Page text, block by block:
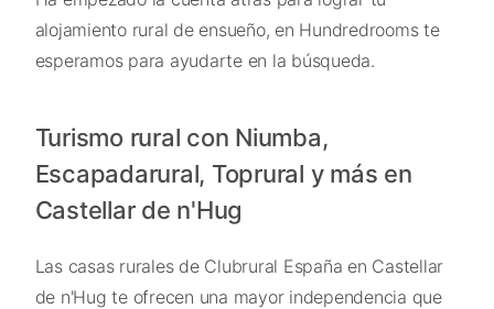
alojamiento rural de ensueño, en Hundredrooms te
esperamos para ayudarte en la búsqueda.
Turismo rural con Niumba,
Escapadarural, Toprural y más en
Castellar de n'Hug
Las casas rurales de Clubrural España en Castellar
de n'Hug te ofrecen una mayor independencia que